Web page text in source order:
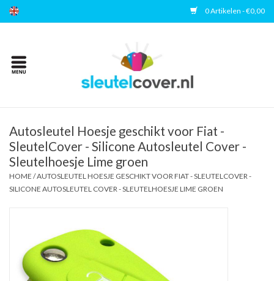
0 Artikelen - €0,00
Home
Accessoires
Veelgestelde vragen
Autosleutel Hoesje geschikt voor Fiat -
SleutelCover - Silicone Autosleutel Cover -
Sleutelhoesje Lime groen
HOME /AUTOSLEUTEL HOESJE GESCHIKT VOOR FIAT - SLEUTELCOVER -
SILICONE AUTOSLEUTEL COVER - SLEUTELHOESJE LIME GROEN